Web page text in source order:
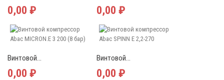
0,00 ₽ 0,00 ₽
Винтовой...
0,00 ₽
Винтовой...
0,00 ₽